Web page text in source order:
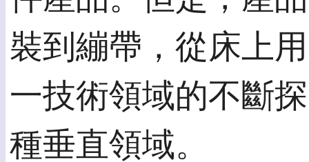
裝到繃帶，從床上
一技術領域的不斷
種垂直領域。